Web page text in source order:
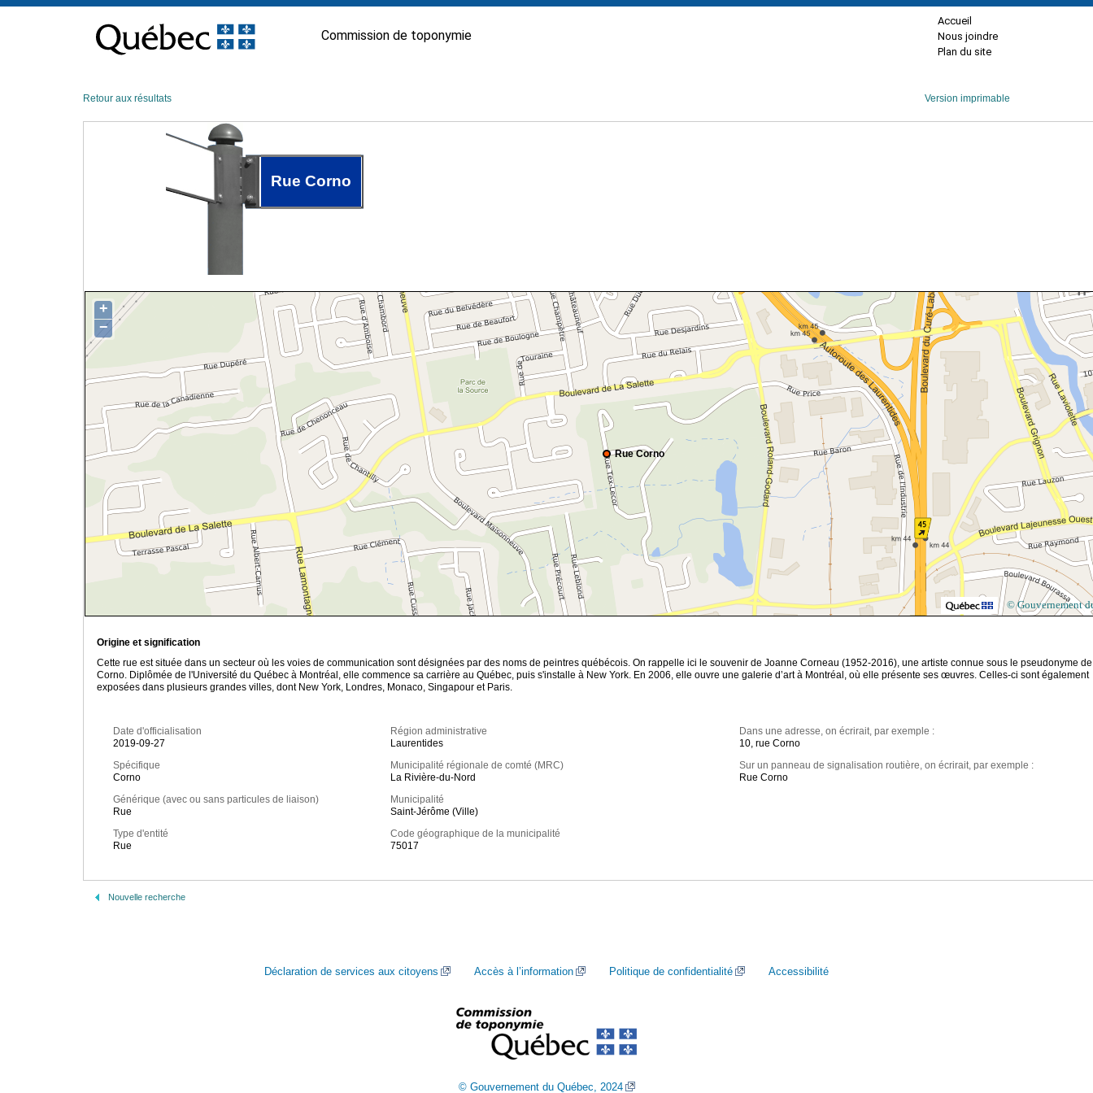
contenu
Commission de toponymie
Accueil
Nous joindre
Plan du site
Retour aux résultats Version imprimable
Rue Corno
Rue Corno
+
−
© Gouvernement
Origine et signification
Cette rue est située dans un secteur où les voies de communication sont désignées par des noms de peintres québécois. On rappelle ici le souvenir de Joanne Corneau (1952-2016), une artiste connue sous le pseudonyme de
Corno. Diplômée de l'Université du Québec à Montréal, elle commence sa carrière au Québec, puis s'installe à New York. En 2006, elle ouvre une galerie d’art à Montréal, où elle présente ses œuvres. Celles-ci sont également
exposées dans plusieurs grandes villes, dont New York, Londres, Monaco, Singapour et Paris.
Date d'officialisation
2019-09-27
Spécifique
Corno
Générique (avec ou sans particules de liaison)
Rue
Type d'entité
Rue
Région administrative
Laurentides
Municipalité régionale de comté (MRC)
La Rivière-du-Nord
Municipalité
Saint-Jérôme (Ville)
Code géographique de la municipalité
75017
Dans une adresse, on écrirait, par exemple :
10, rue Corno
Sur un panneau de signalisation routière, on écrirait, par exemple :
Rue Corno
Nouvelle recherche
Déclaration de services aux citoyens Accès à l’information Politique de confidentialité Accessibilité
© Gouvernement du Québec, 2024